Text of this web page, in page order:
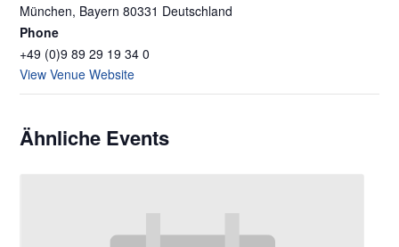
München, Bayern 80331 Deutschland
Phone
+49 (0)9 89 29 19 34 0
View Venue Website
Ähnliche Events